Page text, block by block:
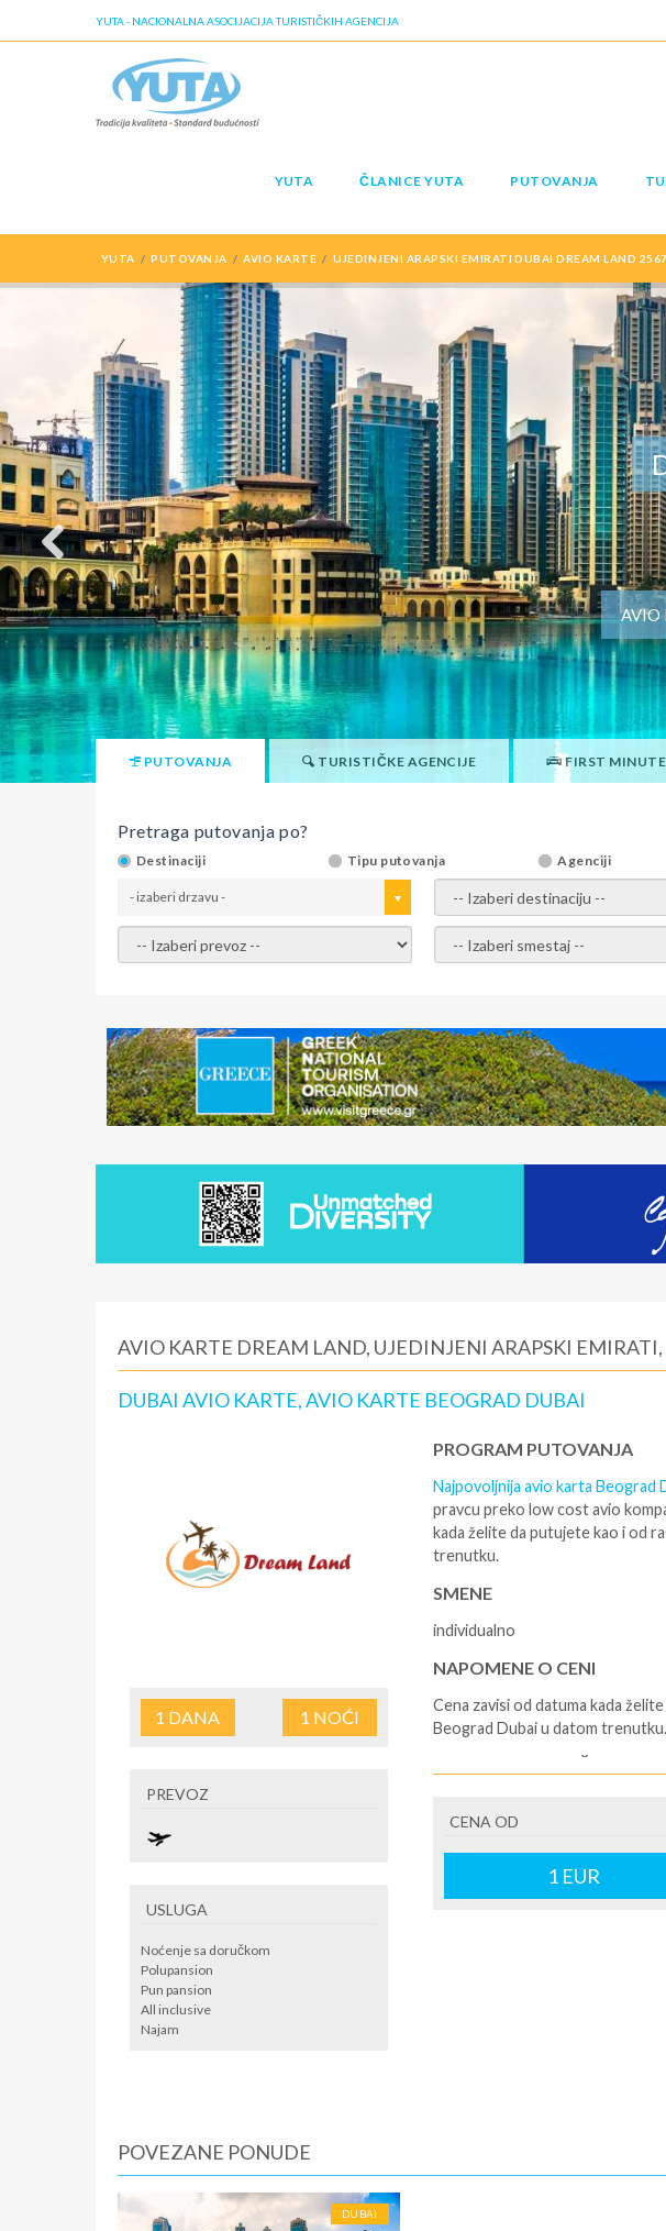
YUTA - NACIONALNA ASOCIJACIJA TURISTIČKIH AGENCIJA
YUTA ČLANICE YUTA PUTOVANJA
YUTA PUTOVANJA AVIO KARTE UJEDINJENI ARAPSKI EMIRATI DUBAI DREAM LAND 2567
AVIO
PUTOVANJA TURISTIČKE AGENCIJE FIRST MINUTE
Pretraga putovanja po?
Destinaciji Tipu putovanja Agenciji
- izaberi drzavu - - izaberi destinaciju -
- izaberi prevoz - - Izaberite smestaj -
AVIO KARTE DREAM LAND, UJEDINJENI ARAPSKI
DUBAI AVIO KARTE, AVIO KARTE BEOGRAD DUBAI
1 DANA 1 NOĆI
PREVOZ
USLUGA
Noćenje sa doručkom
Polupansion
Pun pansion
All inclusive
Najam
PROGRAM PUTOVANJA
Najpovoljnija avio karta Beograd
pravcu preko low cost avio
kada želite da putujete kao i od
trenutku.
SMENE
individualno
NAPOMENE O CENI
Cena zavisi od datuma kada
Beograd Dubai u datom trenutku.
CENA OD
1EUR
POVEZANE PONUDE
DUBAI